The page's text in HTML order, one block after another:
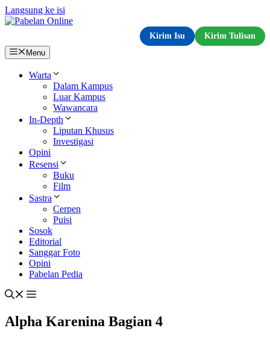
Langsung ke isi
Kirim Isu
Kirim Tulisan
Menu
Warta
Dalam Kampus
Luar Kampus
Wawancara
In-Depth
Liputan Khusus
Investigasi
Opini
Resensi
Buku
Film
Sastra
Cerpen
Puisi
Sosok
Editorial
Sanggar Foto
Opini
Pabelan Pedia
Alpha Karenina Bagian 4